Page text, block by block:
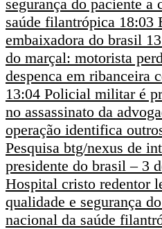
segurança do paciente a
saúde filantrópica 18:03
embaixadora do brasil
do marçal: motorista
despenca em ribanceira
13:04 Policial militar é
no assassinato da
operação identifica
Pesquisa btg/nexus de
presidente do brasil – 3
Hospital cristo redentor
qualidade e segurança
nacional da saúde